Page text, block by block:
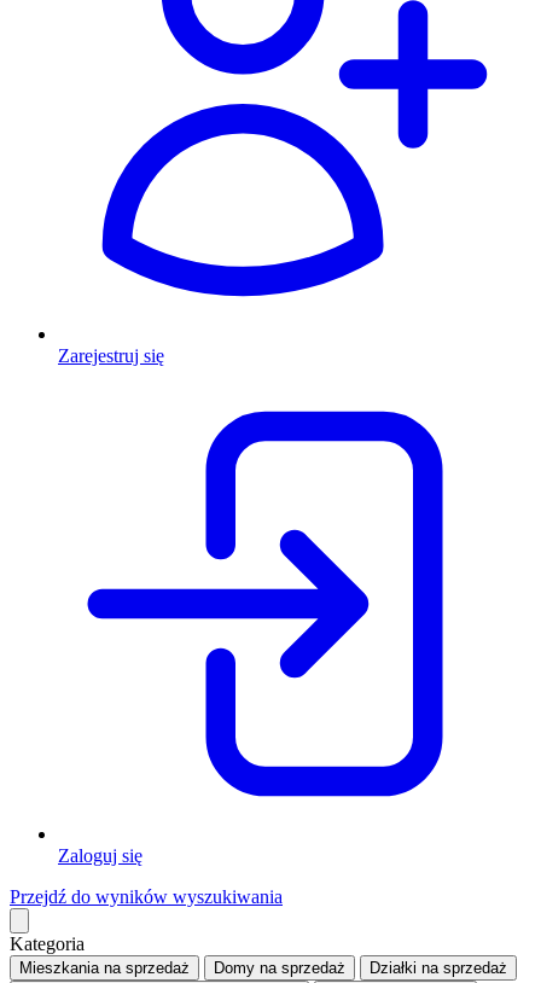
Zarejestruj się
Zaloguj się
Przejdź do wyników wyszukiwania
Kategoria
Mieszkaniana sprzedaż Domy na sprzedaż Działki na sprzedaż